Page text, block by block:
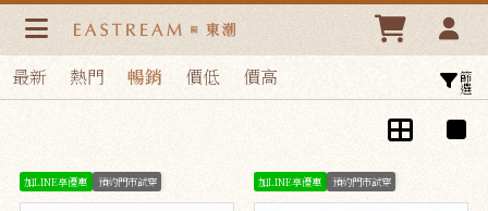
皮帶/吊帶 | 東潮時裝西服EASTREAM
最新 熱門 暢銷 價低 價高 篩選
加LINE享優惠 預約門市試穿 加LINE享優惠 預約門市試穿